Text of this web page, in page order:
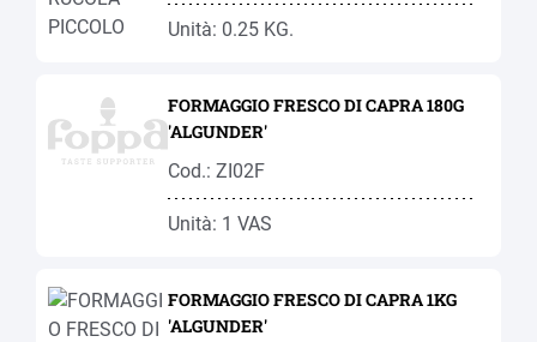
Unità: 0.25 KG.
FORMAGGIO FRESCO DI CAPRA 180G
'ALGUNDER'
Cod.: ZI02F
Unità: 1 VAS
FORMAGGIO FRESCO DI CAPRA 1KG
'ALGUNDER'